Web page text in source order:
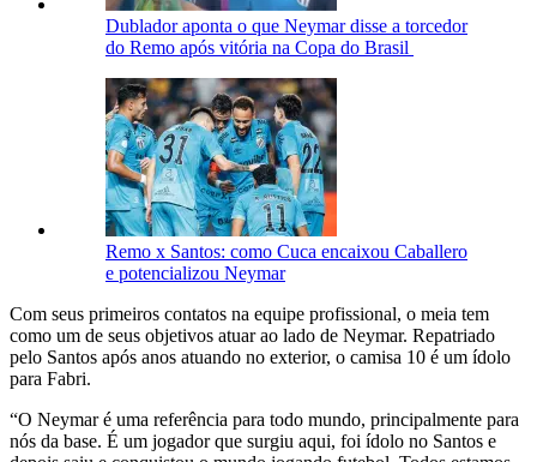
Dublador aponta o que Neymar disse a torcedor
do Remo após vitória na Copa do Brasil
Remo x Santos: como Cuca encaixou Caballero
e potencializou Neymar
Com seus primeiros contatos na equipe profissional, o meia tem
como um de seus objetivos atuar ao lado de Neymar. Repatriado
pelo Santos após anos atuando no exterior, o camisa 10 é um ídolo
para Fabri.
“O Neymar é uma referência para todo mundo, principalmente para
nós da base. É um jogador que surgiu aqui, foi ídolo no Santos e